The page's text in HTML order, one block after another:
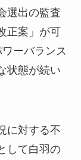
選出の監査
正案」が可
ーバランス
状態が続い
に対する不
して白羽の